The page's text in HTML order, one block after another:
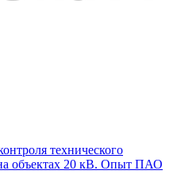
технического
объектах 20 кВ. Опыт ПАО